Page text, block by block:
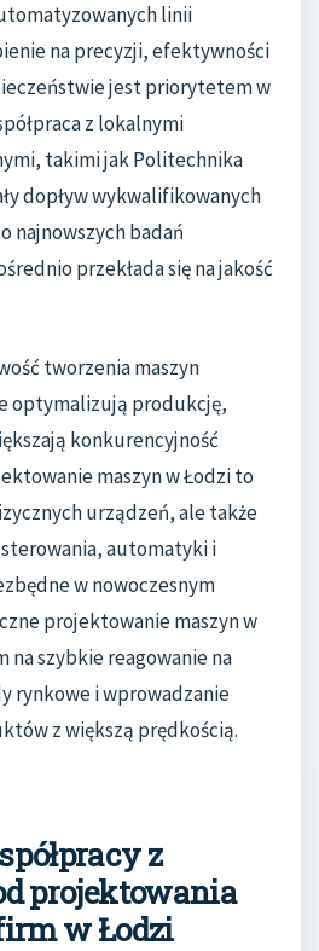
linii
na precyzji, efektywności
jest priorytetem w
z lokalnymi
takimi jak Politechnika
dopływ wykwalifikowanych
najnowszych badań
przekłada się na jakość
tworzenia maszyn
optymalizują produkcję,
konkurencyjność
maszyn w Łodzi to
urządzeń, ale także
automatyki i
w nowoczesnym
projektowanie maszyn w
na szybkie reagowanie na
rynkowe i wprowadzanie
z większą prędkością.
z
projektowania
w Łodzi